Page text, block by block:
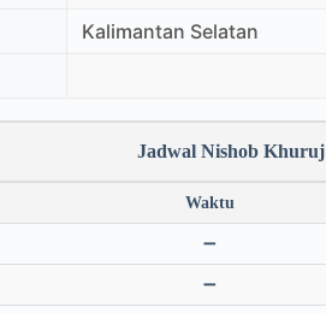
Kalimantan Selatan
Jadwal Nishob Khuruj
Waktu
➖
➖